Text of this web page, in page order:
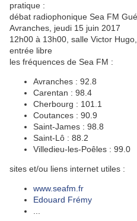
pratique :
débat radiophonique Sea FM
Avranches, jeudi 15 juin 2017
12h00 à 13h00, salle Victor
entrée libre
les fréquences de Sea FM :
Avranches : 92.8
Carentan : 98.4
Cherbourg : 101.1
Coutances : 90.9
Saint-James : 98.8
Saint-Lô : 88.2
Villedieu-les-Poêles : 99.0
sites et/ou liens internet utiles :
www.seafm.fr
Edouard Frémy